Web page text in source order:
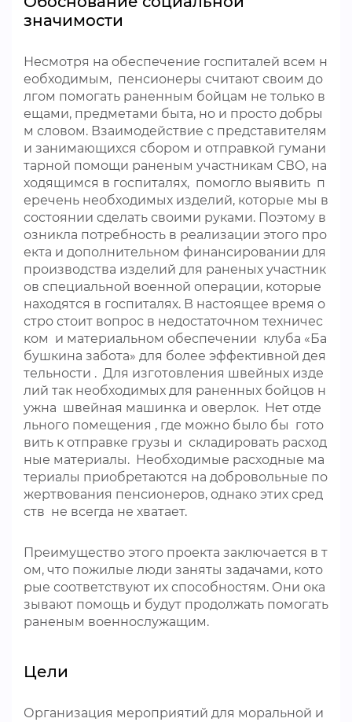
значимости
Несмотря на обеспечение госпиталей всем н
еобходимым, пенсионеры считают своим до
лгом помогать раненным бойцам не только в
ещами, предметами быта, но и просто добры
м словом. Взаимодействие с представителям
и занимающихся сбором и отправкой гумани
тарной помощи раненым участникам СВО, на
ходящимся в госпиталях, помогло выявить п
еречень необходимых изделий, которые мы в
состоянии сделать своими руками. Поэтому в
озникла потребность в реализации этого про
екта и дополнительном финансировании для
производства изделий для раненых участник
ов специальной военной операции, которые
находятся в госпиталях. В настоящее время о
стро стоит вопрос в недостаточном техничес
ком и материальном обеспечении клуба «Ба
бушкина забота» для более эффективной дея
тельности . Для изготовления швейных изде
лий так необходимых для раненных бойцов н
ужна швейная машинка и оверлок. Нет отде
льного помещения , где можно было бы гото
вить к отправке грузы и складировать расход
ные материалы. Необходимые расходные ма
териалы приобретаются на добровольные по
жертвования пенсионеров, однако этих сред
ств не всегда не хватает.
Преимущество этого проекта заключается в т
ом, что пожилые люди заняты задачами, кото
рые соответствуют их способностям. Они ока
зывают помощь и будут продолжать помогать
раненым военнослужащим.
Цели
Организация мероприятий для моральной и